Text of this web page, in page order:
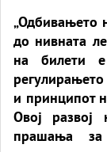
„Одбивањето
до нивната
на билети
и принципот
Овој развој
прашања